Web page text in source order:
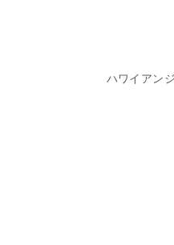
ハワイアン